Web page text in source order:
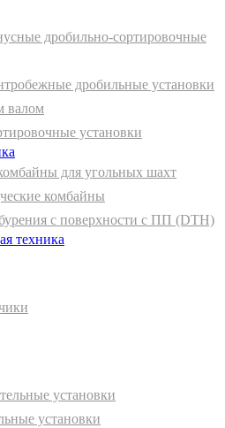
дробильно-сортировочные
дробильные установки
валом
установки
для угольных шахт
комбайны
с поверхности с ПП (DTH)
техника
установки
установки